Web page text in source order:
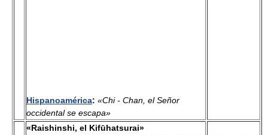
Hispanoamérica: «Chi - Chan, el Señor
occidental se escapa»
«Raishinshi, el Kifūhatsurai»